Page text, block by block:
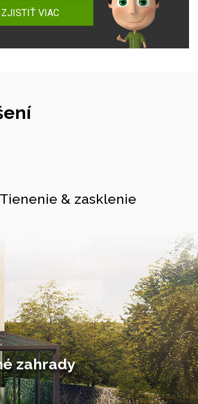
ZJISTIŤ VIAC
Tienenie & zasklenie
zahrady
záhrady
záhrady
záhrady